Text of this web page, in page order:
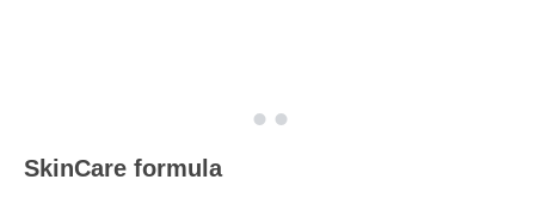
SkinCare formula